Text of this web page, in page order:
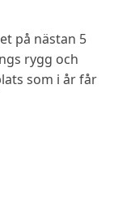
på nästan 5
rygg och
som i år får